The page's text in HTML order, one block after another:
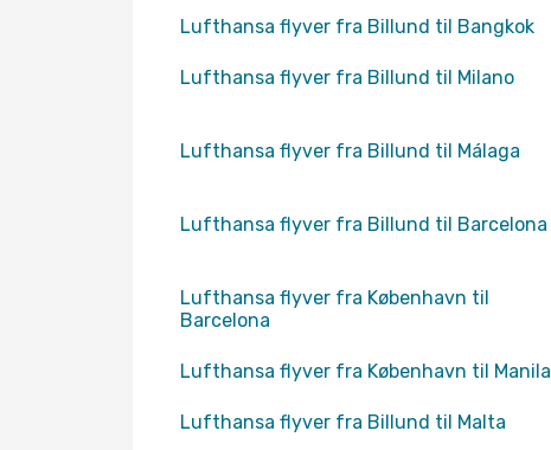
Lufthansa flyver fra Billund til Bangkok
Lufthansa flyver fra Billund til Milano
Lufthansa flyver fra Billund til Málaga
Lufthansa flyver fra Billund til Barcelona
Lufthansa flyver fra København til
Barcelona
Lufthansa flyver fra København til Manila
Lufthansa flyver fra Billund til Malta